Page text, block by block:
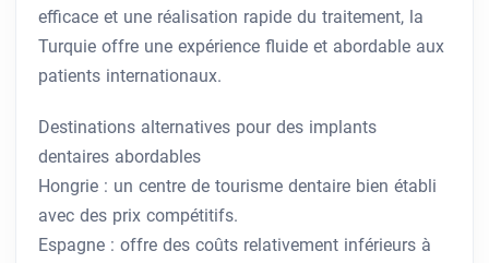
efficace et une réalisation rapide du traitement, la
Turquie offre une expérience fluide et abordable aux
patients internationaux.
Destinations alternatives pour des implants
dentaires abordables
Hongrie : un centre de tourisme dentaire bien établi
avec des prix compétitifs.
Espagne : offre des coûts relativement inférieurs à